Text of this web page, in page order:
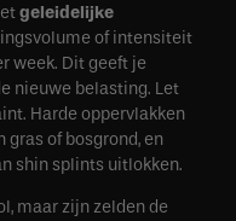
geleidelijke
of intensiteit
week. Dit geeft je
nieuwe belasting. Let
Harde oppervlakken
of bosgrond, en
shin splints uitlokken.
maar zijn zelden de